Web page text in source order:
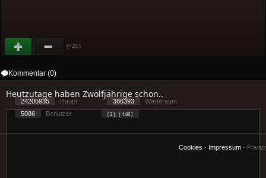
(+26)
Kommentar (0)
Heutzutage haben Zwölfjährige schon..
24205935 Haupt 386393
Warteraum
5086
Benutzer [ 2 ] - ( 4.66 )
Cookies - Impressum -